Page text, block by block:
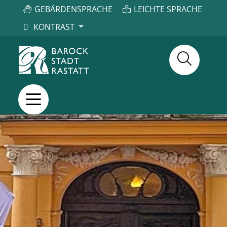
GEBÄRDENSPRACHE
LEICHTE SPRACHE
KONTRAST